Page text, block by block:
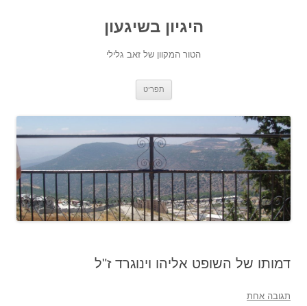
היגיון בשיגעון
הטור המקוון של זאב גלילי
תפריט
דמותו של השופט אליהו וינוגרד ז"ל
תגובה אחת